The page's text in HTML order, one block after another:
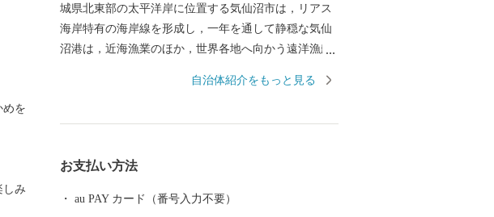
めを
しみ
城県北東部の太平洋岸に位置する気仙沼市は，リアス
海岸特有の海岸線を形成し，一年を通して静穏な気仙
沼港は，近海漁業のほか，世界各地へ向かう遠洋漁船
部である気仙沼市魚市場は，世界の海で漁獲されたマ
ヤ，ホタテなど多くの海産物が所狭しと並ぶ光景は圧
巻。 魚市場のほかにも，自然景観を活かした唐桑半島
自治体紹介をもっと見る
お支払い方法
au PAY カード（番号入力不要）